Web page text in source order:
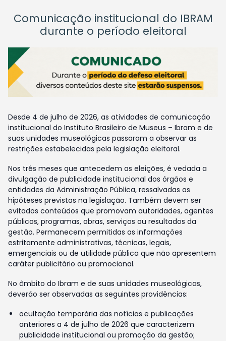
Comunicação institucional do IBRAM
durante o período eleitoral
Desde 4 de julho de 2026, as atividades de comunicação
institucional do Instituto Brasileiro de Museus – Ibram e de
suas unidades museológicas passaram a observar as
restrições estabelecidas pela legislação eleitoral.
Nos três meses que antecedem as eleições, é vedada a
divulgação de publicidade institucional dos órgãos e
entidades da Administração Pública, ressalvadas as
hipóteses previstas na legislação. Também devem ser
evitados conteúdos que promovam autoridades, agentes
públicos, programas, obras, serviços ou resultados da
gestão. Permanecem permitidas as informações
estritamente administrativas, técnicas, legais,
emergenciais ou de utilidade pública que não apresentem
caráter publicitário ou promocional.
No âmbito do Ibram e de suas unidades museológicas,
deverão ser observadas as seguintes providências:
ocultação temporária das notícias e publicações
anteriores a 4 de julho de 2026 que caracterizem
publicidade institucional ou promoção da gestão;